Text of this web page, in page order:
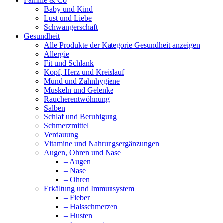
Baby und Kind
Lust und Liebe
Schwangerschaft
Gesundheit
Alle Produkte der Kategorie Gesundheit anzeigen
Allergie
Fit und Schlank
Kopf, Herz und Kreislauf
Mund und Zahnhygiene
Muskeln und Gelenke
Raucherentwöhnung
Salben
Schlaf und Beruhigung
Schmerzmittel
Verdauung
Vitamine und Nahrungsergänzungen
Augen, Ohren und Nase
– Augen
– Nase
– Ohren
Erkältung und Immunsystem
– Fieber
– Halsschmerzen
– Husten